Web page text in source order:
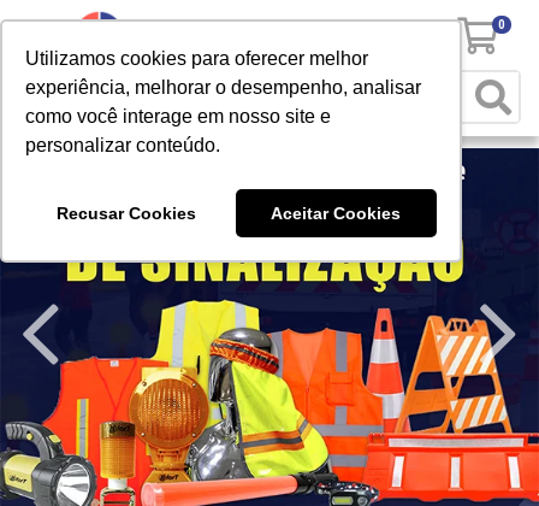
Utilizamos cookies para oferecer melhor
experiência, melhorar o desempenho, analisar
como você interage em nosso site e
personalizar conteúdo.
Recusar Cookies Aceitar Cookies
0